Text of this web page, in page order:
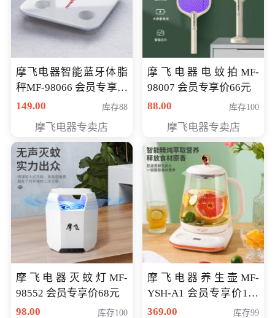
摩飞电器智能蓝牙体脂
秤MF-98066 会员专享价
98元
149.00 库存88
摩飞电器专卖店
摩飞电器电蚊拍MF-
98007 会员专享价66元
88.00
库存100
摩飞电器专卖店
摩飞电器灭蚊灯MF-
98552 会员专享价68元
98.00
库存100
摩飞电器养生壶MF-
YSH-A1 会员专享价198
元
369.00 库存99